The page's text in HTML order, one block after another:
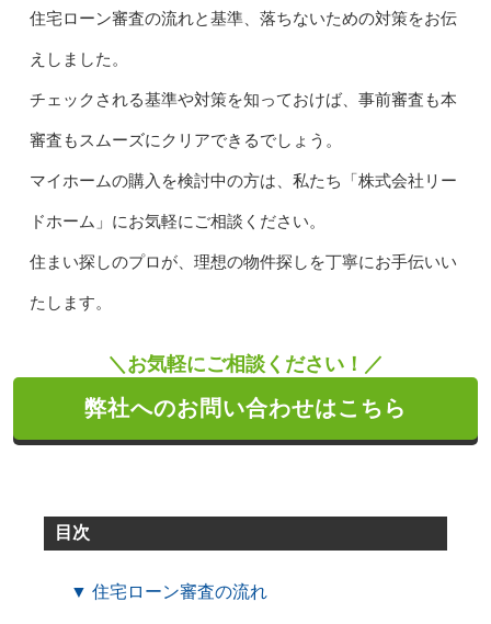
住宅ローン審査の流れと基準、落ちないための対策をお伝
えしました。
チェックされる基準や対策を知っておけば、事前審査も本
審査もスムーズにクリアできるでしょう。
マイホームの購入を検討中の方は、私たち「株式会社リー
ドホーム」にお気軽にご相談ください。
住まい探しのプロが、理想の物件探しを丁寧にお手伝いい
たします。
＼お気軽にご相談ください！／
弊社へのお問い合わせはこちら
目次
▼ 住宅ローン審査の流れ